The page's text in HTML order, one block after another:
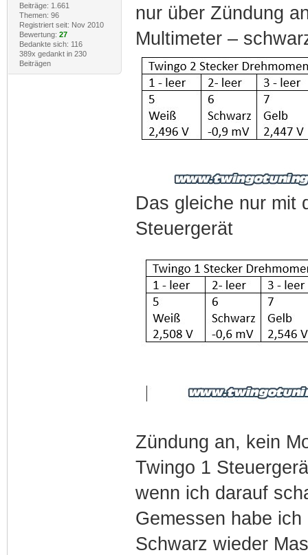
Beiträge: 1.661
Themen: 96
Registriert seit: Nov 2010
Bewertung: 27
Bedankte sich: 116
389x gedankt in 230
Beiträgen
nur über Zündung
Multimeter –
Das gleiche nur mit
Steuergerät
Zündung an, kein
Twingo 1
wenn ich darauf
Gemessen habe
Schwarz wieder